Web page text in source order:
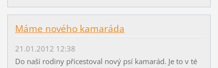
Máme nového kamaráda
21.01.2012 12:38
Do naší rodiny přicestoval nový psí kamarád. Je to v té